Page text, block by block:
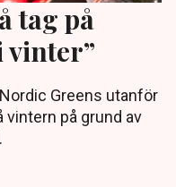
tag på
vinter”
Greens utanför
vintern på grund av